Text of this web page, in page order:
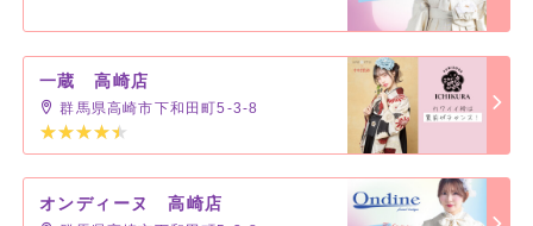
一蔵 高崎店
群馬県高崎市下和田町5-3-8
オンディーヌ 高崎店